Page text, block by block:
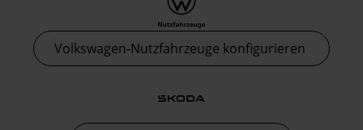
Volkswagen-Nutzfahrzeuge konfigurieren